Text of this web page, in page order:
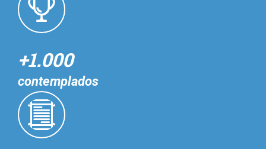
+1.000
contemplados